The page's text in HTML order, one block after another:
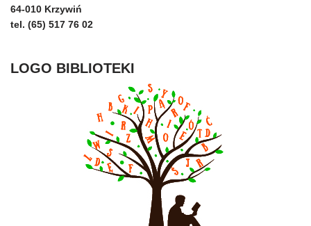
64-010 Krzywiń
tel. (65) 517 76 02
LOGO BIBLIOTEKI